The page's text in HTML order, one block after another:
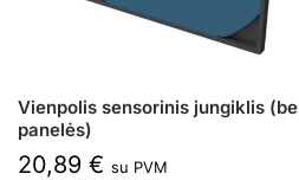
Vienpolis sensorinis jungiklis (be
panelės)
20,89 € su PVM